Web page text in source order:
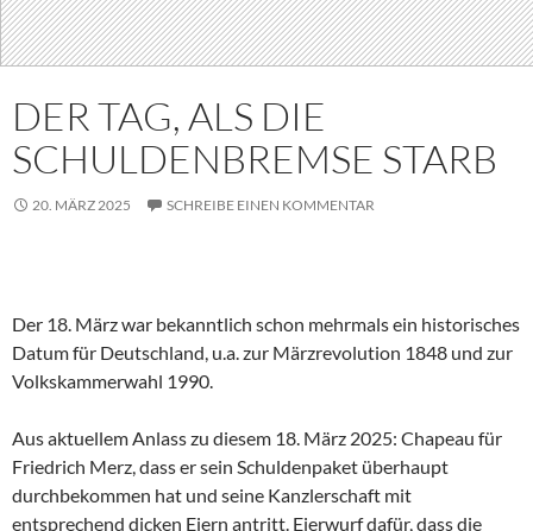
DER TAG, ALS DIE
SCHULDENBREMSE STARB
20. MÄRZ 2025 SCHREIBE EINEN KOMMENTAR
Der 18. März war bekanntlich schon mehrmals ein historisches
Datum für Deutschland, u.a. zur Märzrevolution 1848 und zur
Volkskammerwahl 1990.
Aus aktuellem Anlass zu diesem 18. März 2025: Chapeau für
Friedrich Merz, dass er sein Schuldenpaket überhaupt
durchbekommen hat und seine Kanzlerschaft mit
entsprechend dicken Eiern antritt. Eierwurf dafür, dass die